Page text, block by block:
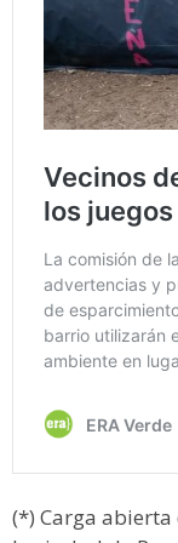
(*) Carga abierta